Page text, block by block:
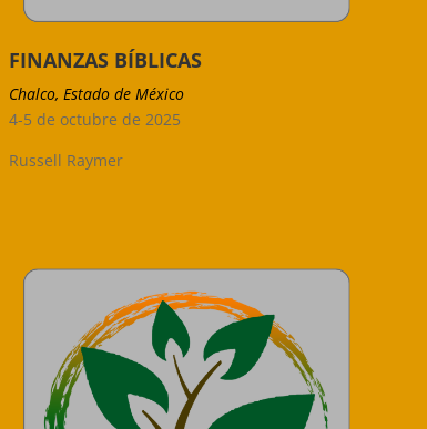
FINANZAS BÍBLICAS
Chalco, Estado de México
4-5 de octubre de 2025
Russell Raymer